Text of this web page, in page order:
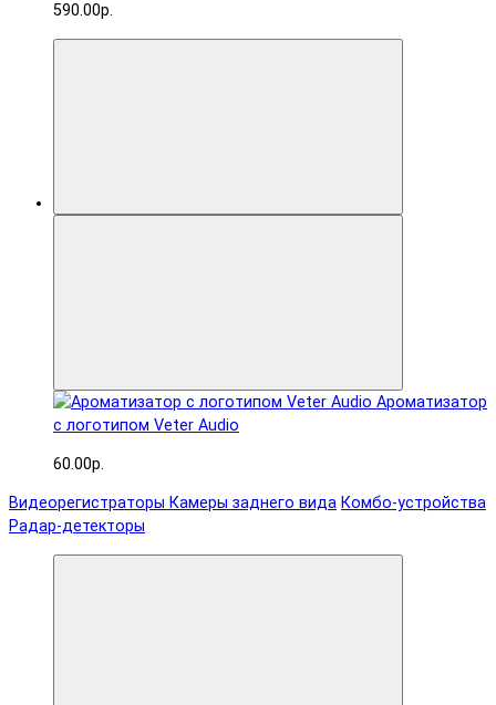
590.00р.
Ароматизатор
с логотипом Veter Audio
60.00р.
Видеорегистраторы Камеры заднего вида Комбо-устройства
Радар-детекторы